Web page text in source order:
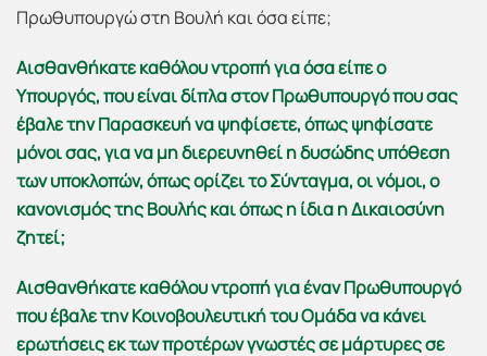
Πρωθυπουργώ στη Βουλή και όσα είπε;
Αισθανθήκατε καθόλου ντροπή για όσα είπε ο
Υπουργός, που είναι δίπλα στον Πρωθυπουργό που σας
έβαλε την Παρασκευή να ψηφίσετε, όπως ψηφίσατε
μόνοι σας, για να μη διερευνηθεί η δυσώδης υπόθεση
των υποκλοπών, όπως ορίζει το Σύνταγμα, οι νόμοι, ο
κανονισμός της Βουλής και όπως η ίδια η Δικαιοσύνη
ζητεί;
Αισθανθήκατε καθόλου ντροπή για έναν Πρωθυπουργό
που έβαλε την Κοινοβουλευτική του Ομάδα να κάνει
ερωτήσεις εκ των προτέρων γνωστές σε μάρτυρες σε